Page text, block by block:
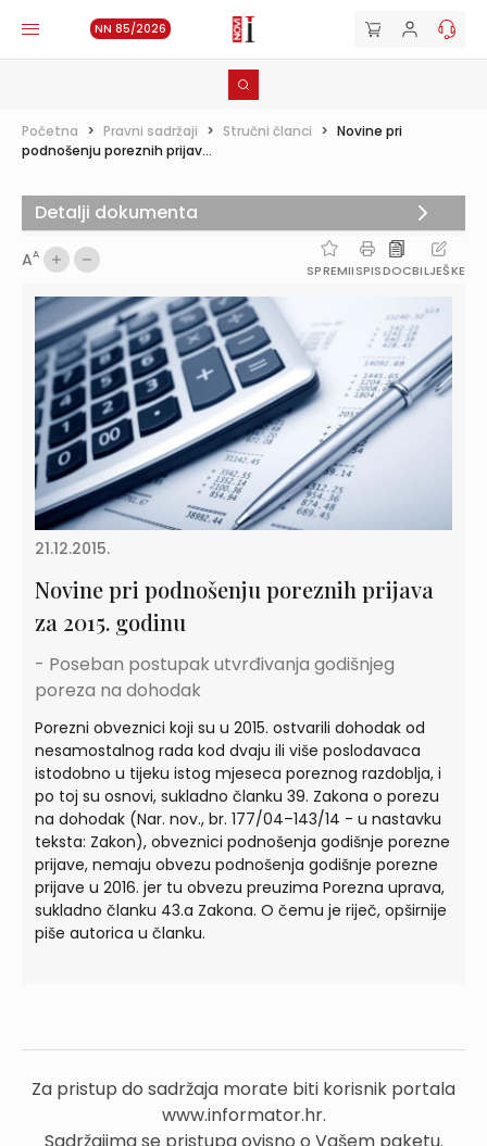
NN 85/2026
Početna > Pravni sadržaji > Stručni članci > Novine pri
podnošenju poreznih prijav...
AA
SPREMIISPISDOCBILJEŠKE
21.12.2015.
Novine pri podnošenju poreznih prijava
za 2015. godinu
- Poseban postupak utvrđivanja godišnjeg
poreza na dohodak
Porezni obveznici koji su u 2015. ostvarili dohodak od
nesamostalnog rada kod dvaju ili više poslodavaca
istodobno u tijeku istog mjeseca poreznog razdoblja, i
po toj su osnovi, sukladno članku 39. Zakona o porezu
na dohodak (Nar. nov., br. 177/04–143/14 - u nastavku
teksta: Zakon), obveznici podnošenja godišnje porezne
prijave, nemaju obvezu podnošenja godišnje porezne
prijave u 2016. jer tu obvezu preuzima Porezna uprava,
sukladno članku 43.a Zakona. O čemu je riječ, opširnije
piše autorica u članku.
Za pristup do sadržaja morate biti korisnik portala
www.informator.hr.
Detalji dokumenta